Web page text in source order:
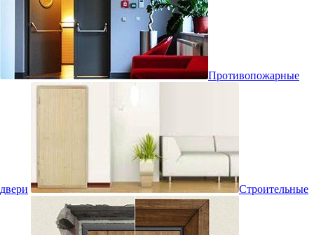
Противопожарные
двери Строительные